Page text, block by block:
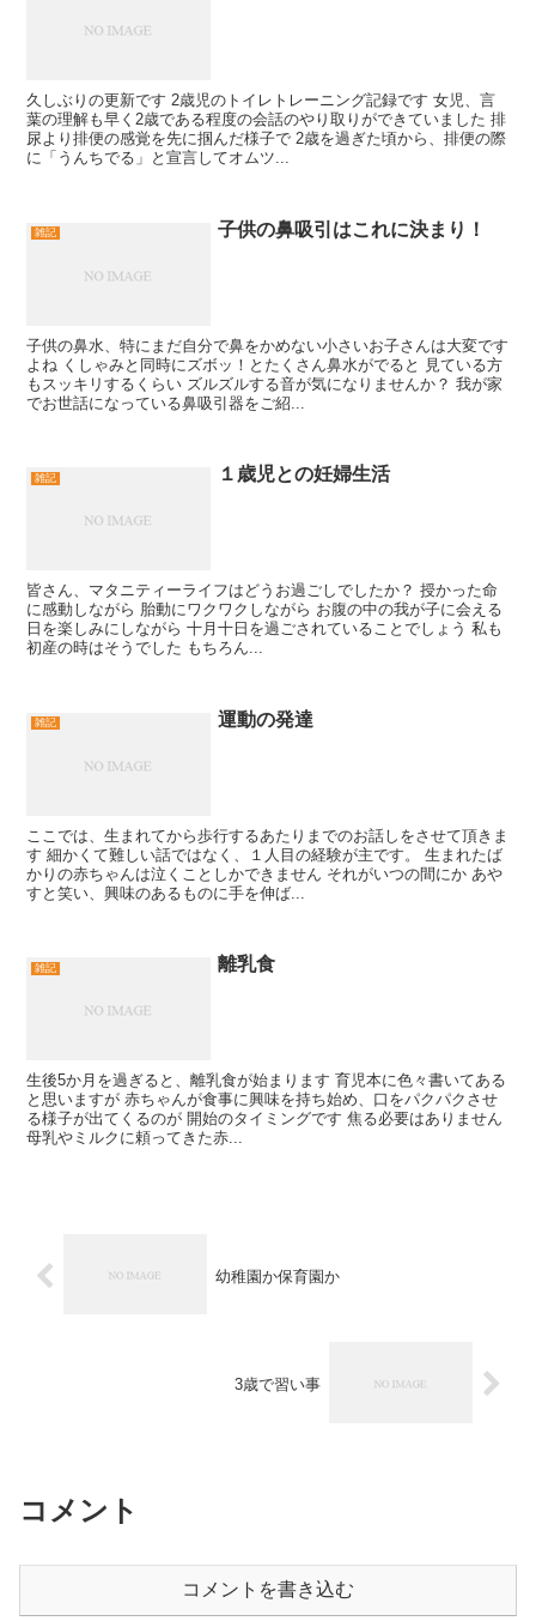
久しぶりの更新です 2歳児のトイレトレーニング記録です 女児、言
葉の理解も早く2歳である程度の会話のやり取りができていました 排
尿より排便の感覚を先に掴んだ様子で 2歳を過ぎた頃から、排便の際
に「うんちでる」と宣言してオムツ...
雑記 子供の鼻吸引はこれに決まり！
子供の鼻水、特にまだ自分で鼻をかめない小さいお子さんは大変です
よね くしゃみと同時にズボッ！とたくさん鼻水がでると 見ている方
もスッキリするくらい ズルズルする音が気になりませんか？ 我が家
でお世話になっている鼻吸引器をご紹...
雑記 １歳児との妊婦生活
皆さん、マタニティーライフはどうお過ごしでしたか？ 授かった命
に感動しながら 胎動にワクワクしながら お腹の中の我が子に会える
日を楽しみにしながら 十月十日を過ごされていることでしょう 私も
初産の時はそうでした もちろん...
雑記 運動の発達
ここでは、生まれてから歩行するあたりまでのお話しをさせて頂きま
す 細かくて難しい話ではなく、１人目の経験が主です。 生まれたば
かりの赤ちゃんは泣くことしかできません それがいつの間にか あや
すと笑い、興味のあるものに手を伸ば...
雑記 離乳食
生後5か月を過ぎると、離乳食が始まります 育児本に色々書いてある
と思いますが 赤ちゃんが食事に興味を持ち始め、口をパクパクさせ
る様子が出てくるのが 開始のタイミングです 焦る必要はありません
母乳やミルクに頼ってきた赤...
幼稚園か保育園か
3歳で習い事
コメント
コメントを書き込む